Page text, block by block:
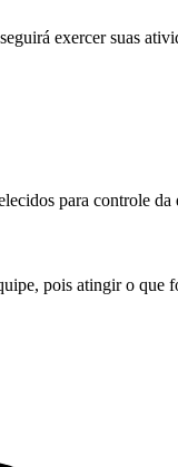
exercer suas
para controle
pois atingir o